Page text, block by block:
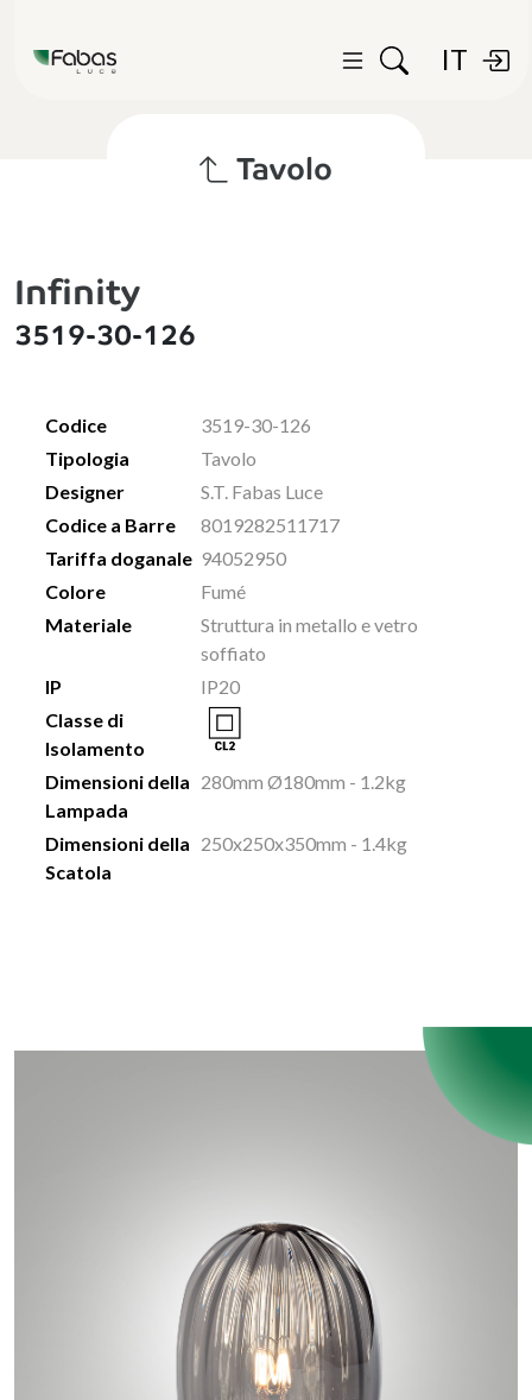
IT
Tavolo
Infinity
3519-30-126
Codice
3519-30-126
Tipologia
Tavolo
Designer
S.T. Fabas Luce
Codice a Barre
8019282511717
Tariffa doganale 94052950
Colore
Fumé
Materiale
Struttura in metallo e vetro
soffiato
IP
IP20
Classe di
Isolamento
Dimensioni della
Lampada
280mm Ø180mm - 1.2kg
Dimensioni della
Scatola
250x250x350mm - 1.4kg